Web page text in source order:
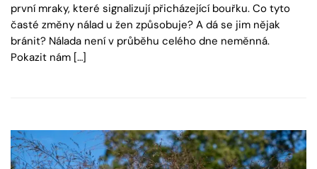
první mraky, které signalizují přicházející bouřku. Co tyto
časté změny nálad u žen způsobuje? A dá se jim nějak
bránit? Nálada není v průběhu celého dne neměnná.
Pokazit nám […]